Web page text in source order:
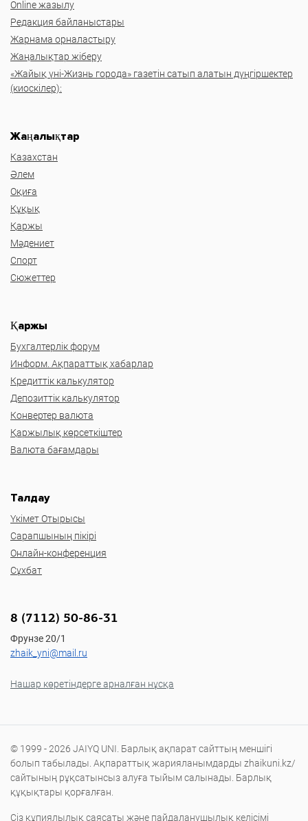
Online жазылу
Редакция байланыстары
Жарнама орналастыру
Жаңалықтар жіберу
«Жайық үні-Жизнь города» газетін сатып алатын дүңгіршектер
(киоскілер):
Жаңалықтар
Казахстан
Әлем
Оқиға
Құқық
Қаржы
Мәдениет
Спорт
Сюжеттер
Қаржы
Бухгалтерлік форум
Информ. Ақпараттық хабарлар
Кредиттік калькулятор
Депозиттік калькулятор
Конвертер валюта
Қаржылық көрсеткіштер
Валюта бағамдары
Талдау
Үкімет Отырысы
Сарапшының пікірі
Онлайн-конференция
Сұхбат
8 (7112) 50-86-31
Фрунзе 20/1
zhaik_yni@mail.ru
Нашар көретіндерге арналған нұсқа
© 1999 - 2026 JAIYQ UNI. Барлық ақпарат сайттың меншігі
болып табылады. Ақпараттық жарияланымдарды zhaikuni.kz/
сайтының рұқсатынсыз алуға тыйым салынады. Барлық
құқықтары қорғалған.
Сіз құпиялылық саясаты және пайдаланушылық келісімі